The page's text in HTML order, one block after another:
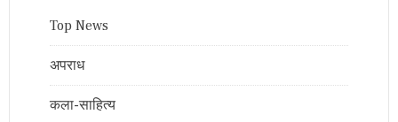
Top News
अपराध
कला-साहित्य